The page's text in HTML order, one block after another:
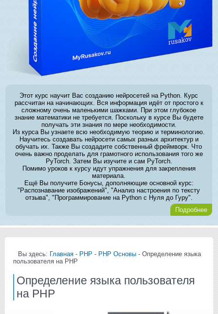
Этот курс научит Вас созданию нейросетей на Python. Курс
рассчитан на начинающих. Вся информация идёт от простого к
сложному очень маленькими шажками. При этом глубокое
знание математики не требуется. Поскольку в курсе Вы будете
получать эти знания по мере необходимости.
Из курса Вы узнаете всю необходимую теорию и терминологию.
Научитесь создавать нейросети самых разных архитектур и
обучать их. Также Вы создадите собственный фреймворк. Что
очень важно проделать для грамотного использования того же
PyTorch. Затем Вы изучите и сам PyTorch.
Помимо уроков к курсу идут упражнения для закрепления
материала.
Ещё Вы получите Бонусы, дополняющие основной курс:
"Распознавание изображений", "Анализ настроения по тексту
отзыва", "Программирование на Python с Нуля до Гуру".
Подробнее
Вы здесь: Главная - PHP - PHP Основы - Определение языка
пользователя на PHP
Определение языка пользователя
на PHP